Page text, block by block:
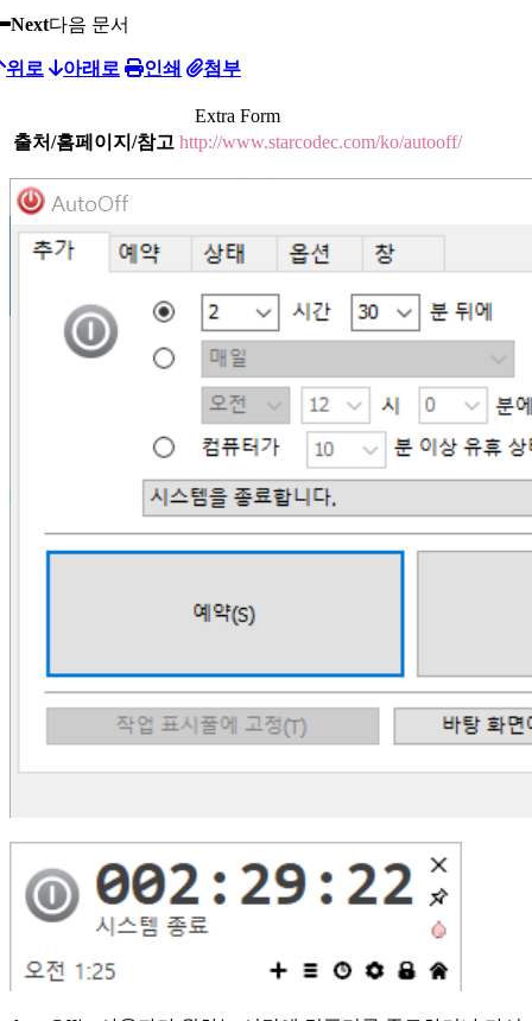
Next다음 문서
위로 아래로 인쇄 첨부
Extra Form
출처/홈페이지/참고 http://www.starcodec.com/ko/autooff/